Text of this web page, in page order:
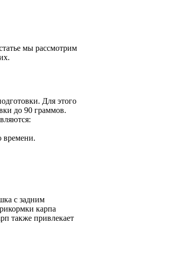
мы рассмотрим
Для этого
до 90 граммов.
времени.
с задним
карпа
также привлекает